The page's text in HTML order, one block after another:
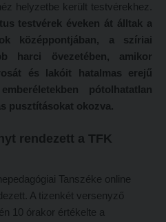
helyzetbe került testvérekhez.
testvérek éveken át álltak a
középpontjában, a szíriai
harci övezetében, amikor
és lakóit hatalmas erejű
pótolhatatlan
pusztításokat okozva.
rendezett a TFK
Tanszéke online
A tizenkét versenyző
10 órakor értékelte a